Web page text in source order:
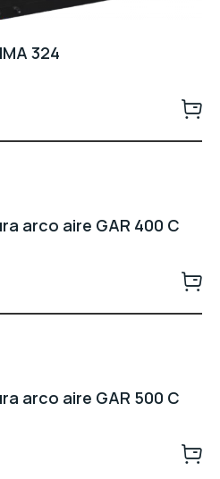
324
arco aire GAR 400 C
arco aire GAR 500 C